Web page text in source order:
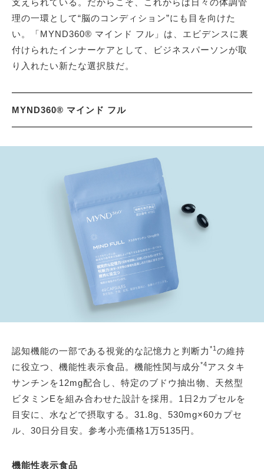
支えられている。だからこそ、これからは日々の体調管
理の一環として“脳のコンディション”にも目を向けた
い。「MYND360® マインド フル」は、エビデンスに裏
付けられたインナーケアとして、ビジネスパーソンが取
り入れたい新たな選択肢だ。
MYND360® マインド フル
認知機能の一部である視覚的な記憶力と判断力 *1 の維持
に役立つ、機能性表示食品。機能性関与成分*4アスタキ
サンチンを12mg配合し、特定のブドウ抽出物、天然型
ビタミンEを組み合わせた設計を採用。1日2カプセルを
目安に、水などで摂取する。31.8g、530mg×60カプセ
ル、30日分目安。参考小売価格1万5135円。
機能性表示食品